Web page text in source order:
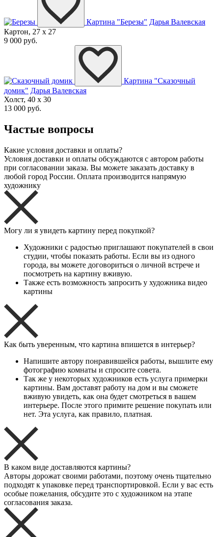
Картина "Березы" Дарья Валевская
Картон, 27 x 27
9 000 руб.
Картина "Сказочный
домик" Дарья Валевская
Холст, 40 x 30
13 000 руб.
Частые вопросы
Какие условия доставки и оплаты?
Условия доставки и оплаты обсуждаются с автором работы
при согласовании заказа. Вы можете заказать доставку в
любой город России. Оплата производится напрямую
художнику
Могу ли я увидеть картину перед покупкой?
Художники с радостью приглашают покупателей в свои
студии, чтобы показать работы. Если вы из одного
города, вы можете договориться о личной встрече и
посмотреть на картину вживую.
Также есть возможность запросить у художника видео
картины
Как быть уверенным, что картина впишется в интерьер?
Напишите автору понравившейся работы, вышлите ему
фотографию комнаты и спросите совета.
Так же у некоторых художников есть услуга примерки
картины. Вам доставят работу на дом и вы сможете
вживую увидеть, как она будет смотреться в вашем
интерьере. После этого примите решение покупать или
нет. Эта услуга, как правило, платная.
В каком виде доставляются картины?
Авторы дорожат своими работами, поэтому очень тщательно
подходят к упаковке перед транспортировкой. Если у вас есть
особые пожелания, обсудите это с художником на этапе
согласования заказа.